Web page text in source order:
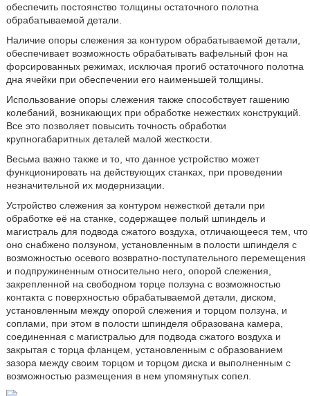
обеспечить постоянство толщины остаточного полотна
обрабатываемой детали.
Наличие опоры слежения за контуром обрабатываемой детали,
обеспечивает возможность обрабатывать вафельный фон на
форсированных режимах, исключая прогиб остаточного полотна
дна ячейки при обеспечении его наименьшей толщины.
Использование опоры слежения также способствует гашению
колебаний, возникающих при обработке нежестких конструкций.
Все это позволяет повысить точность обработки
крупногабаритных деталей малой жесткости.
Весьма важно также и то, что данное устройство может
функционировать на действующих станках, при проведении
незначительной их модернизации.
Устройство слежения за контуром нежесткой детали при
обработке её на станке, содержащее полый шпиндель и
магистраль для подвода сжатого воздуха, отличающееся тем, что
оно снабжено ползуном, установленным в полости шпинделя с
возможностью осевого возвратно-поступательного перемещения
и подпружиненным относительно него, опорой слежения,
закрепленной на свободном торце ползуна с возможностью
контакта с поверхностью обрабатываемой детали, диском,
установленным между опорой слежения и торцом ползуна, и
соплами, при этом в полости шпинделя образована камера,
соединенная с магистралью для подвода сжатого воздуха и
закрытая с торца фланцем, установленным с образованием
зазора между своим торцом и торцом диска и выполненным с
возможностью размещения в нем упомянутых сопел.